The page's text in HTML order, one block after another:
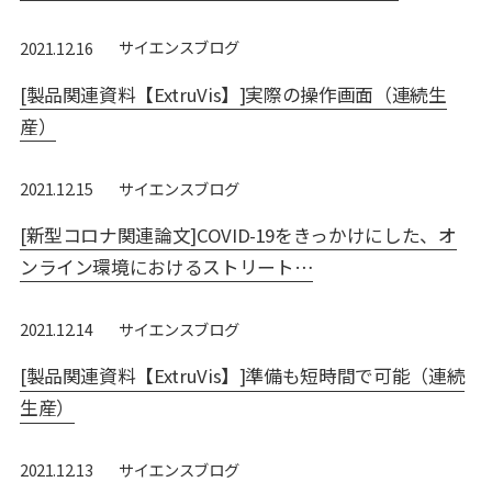
2021.12.16 サイエンスブログ
[製品関連資料【ExtruVis】]実際の操作画面（連続生
産）
2021.12.15 サイエンスブログ
[新型コロナ関連論文]COVID-19をきっかけにした、オ
ンライン環境におけるストリート…
2021.12.14 サイエンスブログ
[製品関連資料【ExtruVis】]準備も短時間で可能（連続
生産）
2021.12.13 サイエンスブログ